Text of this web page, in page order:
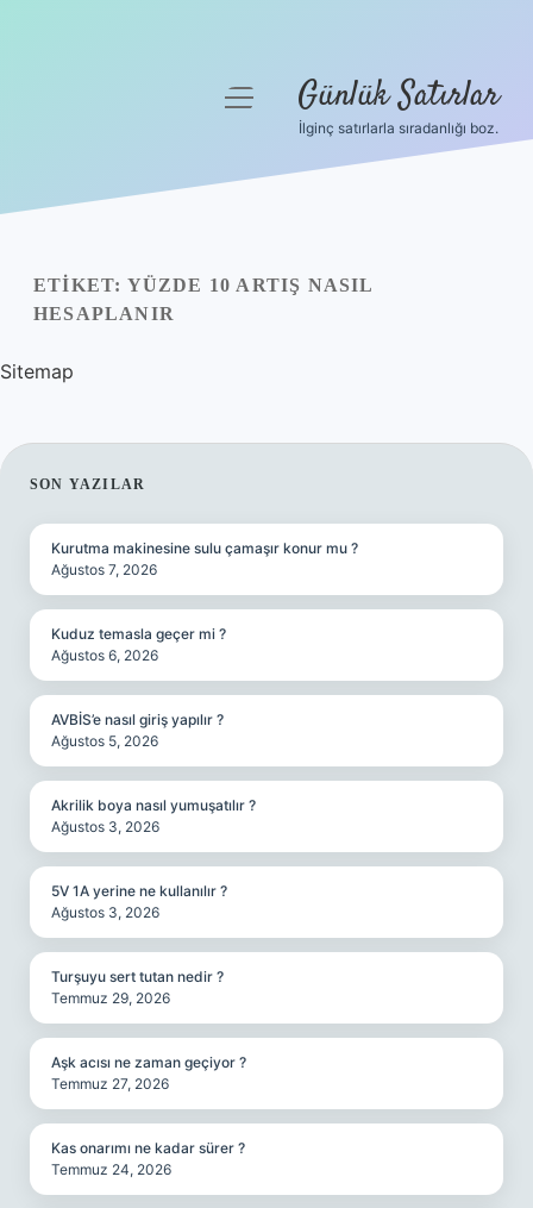
Yasal Uyarı
menüyü Günlük Satırlar
İlginç satırlarla sıradanlığı boz.
ETIKET: YÜZDE 10 ARTIŞ NASIL
HESAPLANIR
Sitemap
SIDEBAR
SON YAZILAR
Kurutma makinesine sulu çamaşır konur mu ?
Ağustos 7, 2026
Kuduz temasla geçer mi ?
Ağustos 6, 2026
AVBİS’e nasıl giriş yapılır ?
Ağustos 5, 2026
Akrilik boya nasıl yumuşatılır ?
Ağustos 3, 2026
5V 1A yerine ne kullanılır ?
Ağustos 3, 2026
Turşuyu sert tutan nedir ?
Temmuz 29, 2026
Aşk acısı ne zaman geçiyor ?
Temmuz 27, 2026
Kas onarımı ne kadar sürer ?
Temmuz 24, 2026